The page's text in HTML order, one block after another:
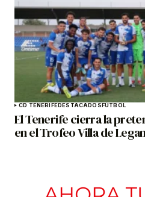
CD TENERIFEDESTACADOSFÚTBOL
El Tenerife cierra la
en el Trofeo Villa de